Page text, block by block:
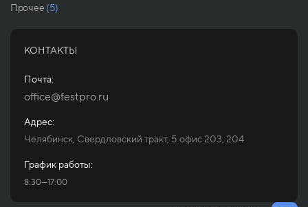
Прочее (5)
КОНТАКТЫ
Почта:
office@festpro.ru
Адрес:
Челябинск, Свердловский тракт, 5 офис 203, 204
График работы:
8:30—17:00